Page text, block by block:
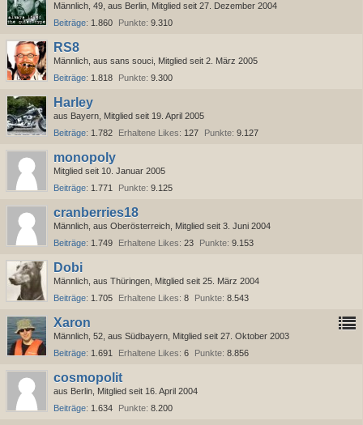
Männlich 49 aus Berlin Mitglied seit 27. Dezember 2004
Beiträge 1.860 Punkte 9.310
RS8
Männlich aus sans souci Mitglied seit 2. März 2005
Beiträge 1.818 Punkte 9.300
Harley
aus Bayern Mitglied seit 19. April 2005
Beiträge 1.782 Erhaltene Likes 127 Punkte 9.127
monopoly
Mitglied seit 10. Januar 2005
Beiträge 1.771 Punkte 9.125
cranberries18
Männlich aus Oberösterreich Mitglied seit 3. Juni 2004
Beiträge 1.749 Erhaltene Likes 23 Punkte 9.153
Dobi
Männlich aus Thüringen Mitglied seit 25. März 2004
Beiträge 1.705 Erhaltene Likes 8 Punkte 8.543
Xaron
Männlich 52 aus Südbayern Mitglied seit 27. Oktober 2003
Beiträge 1.691 Erhaltene Likes 6 Punkte 8.856
cosmopolit
aus Berlin Mitglied seit 16. April 2004
Beiträge 1.634 Punkte 8.200